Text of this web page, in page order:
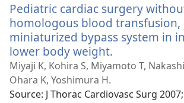
Pediatric cardiac surgery
homologous blood transfusion,
miniaturized bypass system in
lower body weight.
у
вікні)
Miyaji K, Kohira S, Miyamoto T,
Ohara K, Yoshimura H.
Source‎: J Thorac Cardiovasc Surg